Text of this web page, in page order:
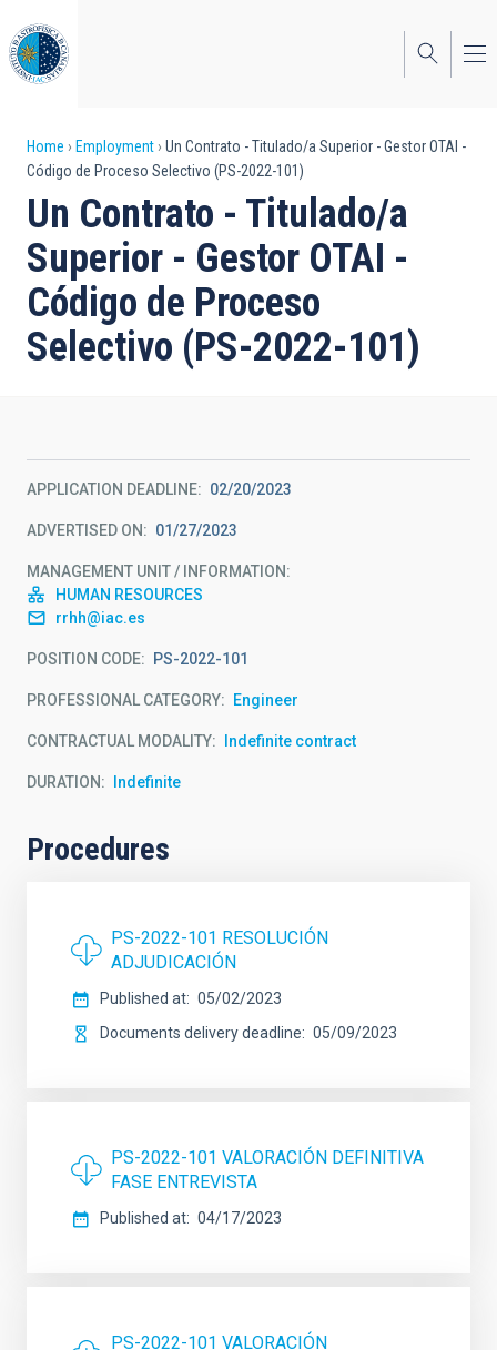
to
main
content
Breadcrumb
Home Employment
Un Contrato - Titulado/a Superior - Gestor OTAI -
Código de Proceso Selectivo (PS-2022-101)
Un Contrato - Titulado/a
Superior - Gestor OTAI -
Código de Proceso
Selectivo (PS-2022-101)
APPLICATION DEADLINE 02/20/2023
ADVERTISED ON 01/27/2023
MANAGEMENT UNIT / INFORMATION
HUMAN RESOURCES
rrhh@iac.es
POSITION CODE PS-2022-101
PROFESSIONAL CATEGORY Engineer
CONTRACTUAL MODALITY Indefinite contract
DURATION Indefinite
Procedures
PS-2022-101 RESOLUCIÓN
ADJUDICACIÓN
Published at
05/02/2023
Documents delivery deadline
05/09/2023
PS-2022-101 VALORACIÓN DEFINITIVA
FASE ENTREVISTA
Published at 04/17/2023
PS-2022-101 VALORACIÓN